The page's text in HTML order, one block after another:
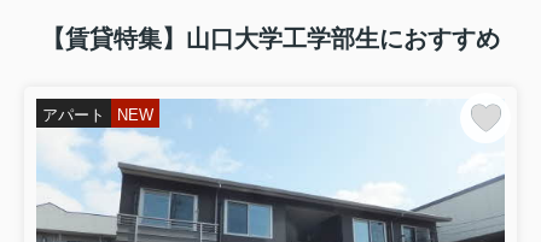
【賃貸特集】山口大学工学部生におすすめ
アパート NEW